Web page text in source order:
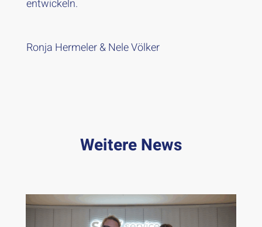
entwickeln.
Ronja Hermeler & Nele Völker
Weitere News